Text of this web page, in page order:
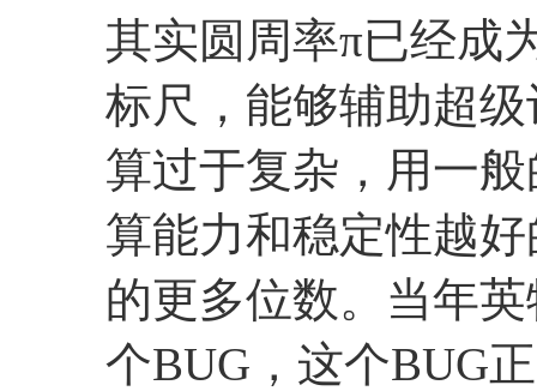
其实圆周率π已经成
标尺，能够辅助超
算过于复杂，用一
算能力和稳定性越
的更多位数。当年
个BUG，这个BUG